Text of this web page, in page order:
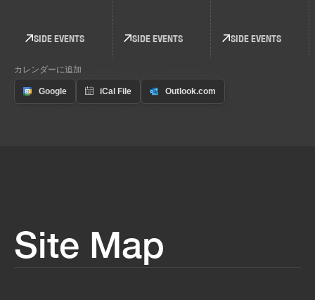
SIDE EVENTS SIDE EVENTS SIDE EVENTS
カレンダーに追加
Site Map